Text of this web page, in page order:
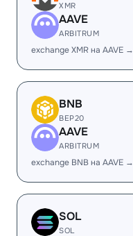
XMR
AAVE
ARBITRUM
exchange XMR на AAVE →
BNB
BEP20
AAVE
ARBITRUM
exchange BNB на AAVE →
SOL
SOL